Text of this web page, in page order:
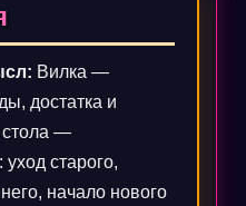
Вилка —
достатка и
стола —
уход старого,
начало нового